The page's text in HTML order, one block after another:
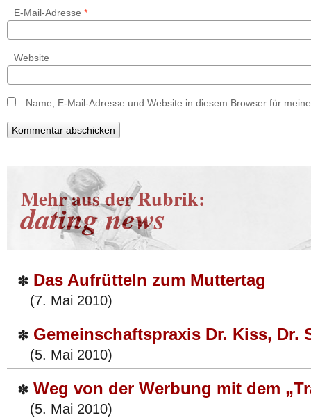
E-Mail-Adresse *
Website
Name, E-Mail-Adresse und Website in diesem Browser für
Mehr aus der Rubrik:
dating news
✽ Das Aufrütteln zum Muttertag
(7. Mai 2010)
✽ Gemeinschaftspraxis Dr. Kiss, Dr.
(5. Mai 2010)
✽ Weg von der Werbung mit dem
(5. Mai 2010)